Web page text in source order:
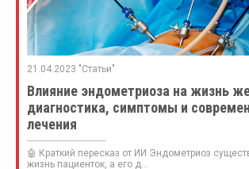
21.04.2023 "Статьи"
Влияние эндометриоза на жизнь
диагностика, симптомы и
лечения
🤖 Краткий пересказ от ИИ Эндометриоз
жизнь пациенток, а его д...